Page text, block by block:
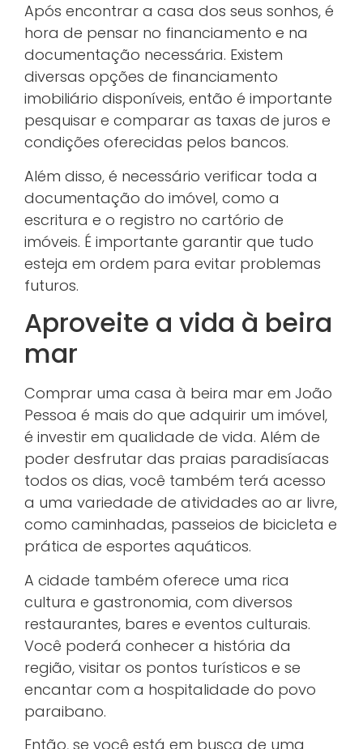
Após encontrar a casa dos seus sonhos, é
hora de pensar no financiamento e na
documentação necessária. Existem
diversas opções de financiamento
imobiliário disponíveis, então é importante
pesquisar e comparar as taxas de juros e
condições oferecidas pelos bancos.
Além disso, é necessário verificar toda a
documentação do imóvel, como a
escritura e o registro no cartório de
imóveis. É importante garantir que tudo
esteja em ordem para evitar problemas
futuros.
Aproveite a vida à beira
mar
Comprar uma casa à beira mar em João
Pessoa é mais do que adquirir um imóvel,
é investir em qualidade de vida. Além de
poder desfrutar das praias paradisíacas
todos os dias, você também terá acesso
a uma variedade de atividades ao ar livre,
como caminhadas, passeios de bicicleta e
prática de esportes aquáticos.
A cidade também oferece uma rica
cultura e gastronomia, com diversos
restaurantes, bares e eventos culturais.
Você poderá conhecer a história da
região, visitar os pontos turísticos e se
encantar com a hospitalidade do povo
paraibano.
Então, se você está em busca de uma